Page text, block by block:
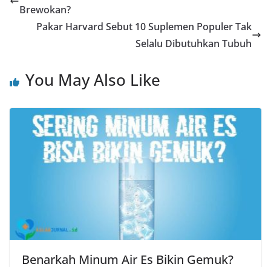
Brewokan?
Pakar Harvard Sebut 10 Suplemen Populer Tak
Selalu Dibutuhkan Tubuh
You May Also Like
Benarkah Minum Air Es Bikin Gemuk?